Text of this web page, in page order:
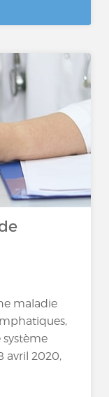
maladie
système
avril 2020,